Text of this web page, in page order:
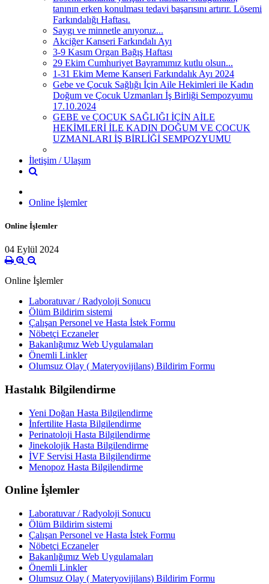
tanının erken konulması tedavi başarısını artırır. Lösemi
Farkındalığı Haftası.
Saygı ve minnetle anıyoruz...
Akciğer Kanseri Farkındalı Ayı
3-9 Kasım Organ Bağış Haftası
29 Ekim Cumhuriyet Bayramımız kutlu olsun...
1-31 Ekim Meme Kanseri Farkındalık Ayı 2024
Gebe ve Çocuk Sağlığı İçin Aile Hekimleri ile Kadın
Doğum ve Çocuk Uzmanları İş Birliği Sempozyumu
17.10.2024
GEBE ve ÇOCUK SAĞLIĞI İÇİN AİLE
HEKİMLERİ İLE KADIN DOĞUM VE ÇOCUK
UZMANLARI İŞ BİRLİĞİ SEMPOZYUMU
İletişim / Ulaşım
Online İşlemler
Online İşlemler
04 Eylül 2024
Online İşlemler
Laboratuvar / Radyoloji Sonucu
Ölüm Bildirim sistemi
Çalışan Personel ve Hasta İstek Formu
Nöbetçi Eczaneler
Bakanlığımız Web Uygulamaları
Önemli Linkler
Olumsuz Olay ( Materyovijilans) Bildirim Formu
Hastalık Bilgilendirme
Yeni Doğan Hasta Bilgilendirme
İnfertilite Hasta Bilgilendirme
Perinatoloji Hasta Bilgilendirme
Jinekolojik Hasta Bilgilendirme
İVF Servisi Hasta Bilgilendirme
Menopoz Hasta Bilgilendirme
Online İşlemler
Laboratuvar / Radyoloji Sonucu
Ölüm Bildirim sistemi
Çalışan Personel ve Hasta İstek Formu
Nöbetçi Eczaneler
Bakanlığımız Web Uygulamaları
Önemli Linkler
Olumsuz Olay ( Materyovijilans) Bildirim Formu